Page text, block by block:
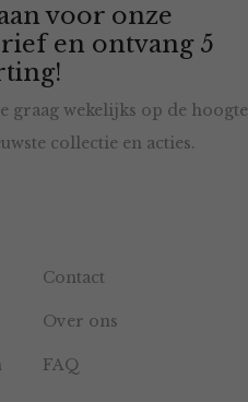
voor onze
en ontvang 5
graag wekelijks op de hoogte
collectie en acties.
Contact
Over ons
FAQ